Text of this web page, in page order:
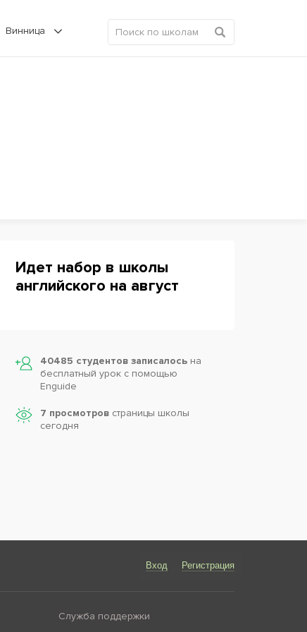
Винница
Идет набор в школы
английского на август
40485 студентов записалось на
бесплатный урок с помощью
Enguide
7 просмотровстраницы школы
сегодня
Вход Регистрация
Служба поддержки